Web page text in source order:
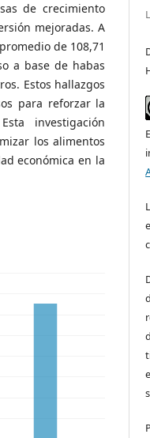
de crecimiento
mejoradas. A
de 108,71
a base de habas
Estos hallazgos
para reforzar la
investigación
los alimentos
económica en la